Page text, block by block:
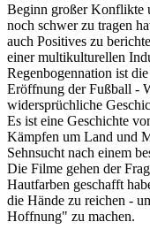
Beginn großer Konflikte
noch schwer zu tragen
auch Positives zu
einer multikulturellen
Regenbogennation ist
Eröffnung der Fußball -
widersprüchliche
Es ist eine Geschichte
Kämpfen um Land und
Sehnsucht nach einem
Die Filme gehen der
Hautfarben geschafft
die Hände zu reichen -
Hoffnung" zu machen.